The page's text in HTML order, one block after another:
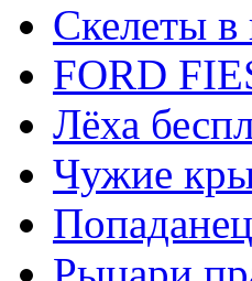
Скелеты в
FORD
Лёха
Чужие